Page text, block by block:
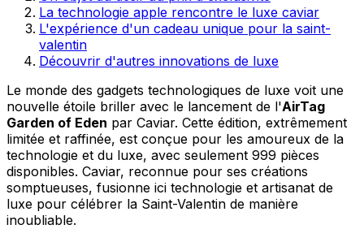
La technologie apple rencontre le luxe caviar
L'expérience d'un cadeau unique pour la saint-
valentin
Découvrir d'autres innovations de luxe
Le monde des gadgets technologiques de luxe voit une
nouvelle étoile briller avec le lancement de l'AirTag
Garden of Eden par Caviar. Cette édition, extrêmement
limitée et raffinée, est conçue pour les amoureux de la
technologie et du luxe, avec seulement 999 pièces
disponibles. Caviar, reconnue pour ses créations
somptueuses, fusionne ici technologie et artisanat de
luxe pour célébrer la Saint-Valentin de manière
inoubliable.